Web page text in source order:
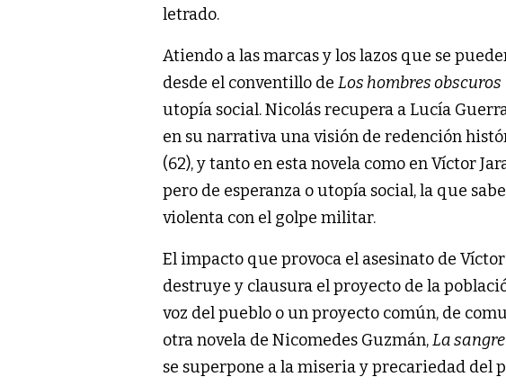
letrado.
Atiendo a las marcas y los lazos que se
desde el conventillo de Los hombres obscuros
utopía social. Nicolás recupera a Lucía
en su narrativa una visión de redención
(62), y tanto en esta novela como en Víctor
pero de esperanza o utopía social, la que
violenta con el golpe militar.
El impacto que provoca el asesinato de
destruye y clausura el proyecto de la
voz del pueblo o un proyecto común, de
otra novela de Nicomedes Guzmán,La
se superpone a la miseria y precariedad del